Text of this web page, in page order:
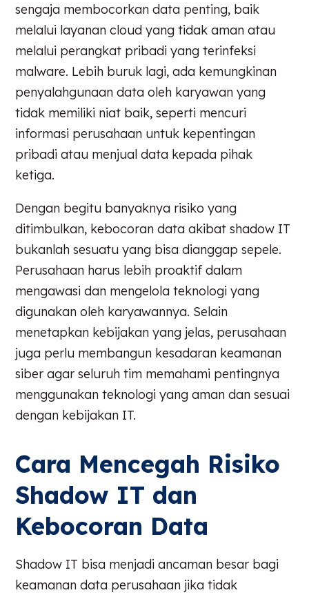
sengaja membocorkan data penting, baik
melalui layanan cloud yang tidak aman atau
melalui perangkat pribadi yang terinfeksi
malware. Lebih buruk lagi, ada kemungkinan
penyalahgunaan data oleh karyawan yang
tidak memiliki niat baik, seperti mencuri
informasi perusahaan untuk kepentingan
pribadi atau menjual data kepada pihak
ketiga.
Dengan begitu banyaknya risiko yang
ditimbulkan, kebocoran data akibat shadow IT
bukanlah sesuatu yang bisa dianggap sepele.
Perusahaan harus lebih proaktif dalam
mengawasi dan mengelola teknologi yang
digunakan oleh karyawannya. Selain
menetapkan kebijakan yang jelas, perusahaan
juga perlu membangun kesadaran keamanan
siber agar seluruh tim memahami pentingnya
menggunakan teknologi yang aman dan sesuai
dengan kebijakan IT.
Cara Mencegah Risiko
Shadow IT dan
Kebocoran Data
Shadow IT bisa menjadi ancaman besar bagi
keamanan data perusahaan jika tidak